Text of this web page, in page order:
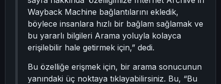
Wayback Machine bağlantılarını ekledik,
böylece insanlara hızlı bir bağlam sağlamak ve
bu yararlı bilgileri Arama yoluyla kolayca
erişilebilir hale getirmek için,” dedi.
Bu özelliğe erişmek için, bir arama sonucunun
yanındaki üç noktaya tıklayabilirsiniz. Bu, “Bu